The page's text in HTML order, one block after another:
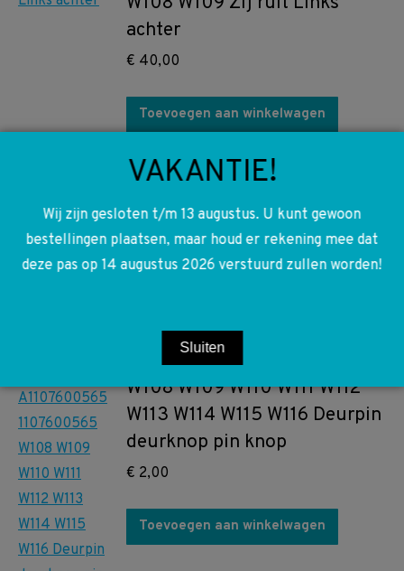
achter
€ 40,00
Toevoegen aan winkelwagen
A1118870079 1118870079
20,00
A1107600565 1107600565
A1107600565 1107600565
W108 W109 W110 W111 W112
W113 W114 W115 W116 Deurpin
deurknop pin knop
€ 2,00
Toevoegen aan winkelwagen
VAKANTIE!
Wij zijn gesloten t/m 13 augustus. U kunt gewoon
bestellingen plaatsen, maar houd er rekening mee dat
deze pas op 14 augustus 2026 verstuurd zullen worden!
Sluiten